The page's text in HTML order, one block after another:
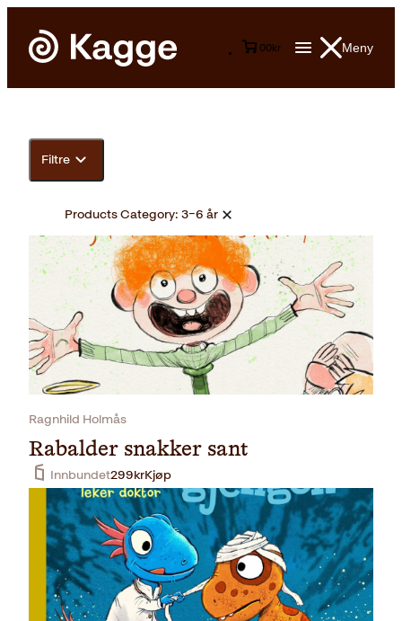
Meny
00kr
Filtre
Products Category: 3–6 år
Ragnhild Holmås
Rabalder snakker sant
Innbundet299krKjøp